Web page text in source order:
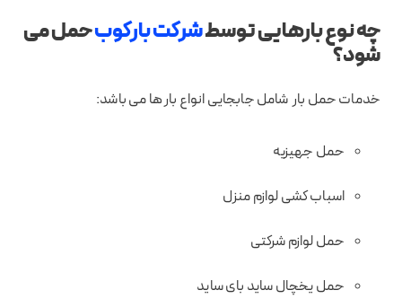
چه نوع بارهایی توسطشرکت بارکوبحمل می
شود؟
خدمات حمل بار شامل جابجایی انواع بار ها می باشد:
حمل جهیزیه
اسباب کشی لوازم منزل
حمل لوازم شرکتی
حمل یخچال ساید بای ساید